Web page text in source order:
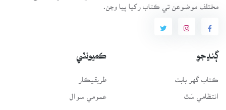
مختلف موضوعن تي ڪتاب رکيا پيا وڃن.
ڳنڍجو
ڪتاب گهر بابت
انتظامي سَٿ
ڪميونٽي
طريقيڪار
عمومي سوال